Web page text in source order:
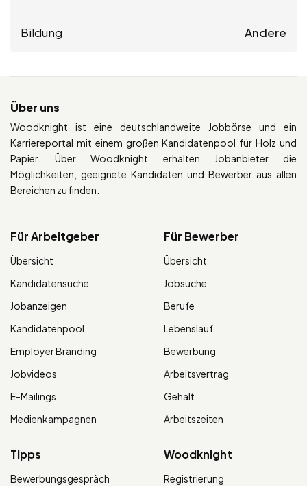
Bildung Andere
Über uns
Woodknight ist eine deutschlandweite Jobbörse und ein
Karriereportal mit einem großen Kandidatenpool für Holz und
Papier. Über Woodknight erhalten Jobanbieter die
Möglichkeiten, geeignete Kandidaten und Bewerber aus allen
Bereichen zu finden.
Für Arbeitgeber
Übersicht
Kandidatensuche
Jobanzeigen
Kandidatenpool
Employer Branding
Jobvideos
E-Mailings
Medienkampagnen
Für Bewerber
Übersicht
Jobsuche
Berufe
Lebenslauf
Bewerbung
Arbeitsvertrag
Gehalt
Arbeitszeiten
Tipps
Bewerbungsgespräch
Woodknight
Registrierung